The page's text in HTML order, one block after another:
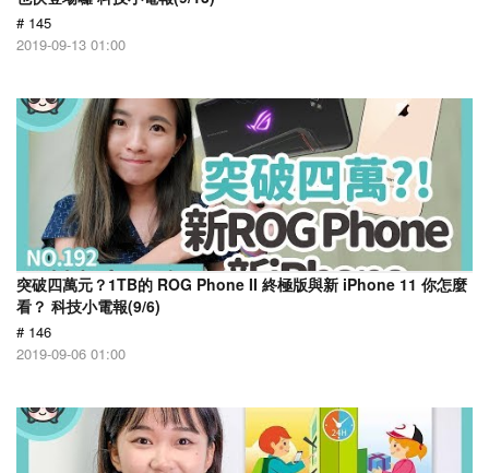
# 145
2019-09-13 01:00
突破四萬元？1TB的 ROG Phone II 終極版與新 iPhone 11 你怎麼
看？ 科技小電報(9/6)
# 146
2019-09-06 01:00